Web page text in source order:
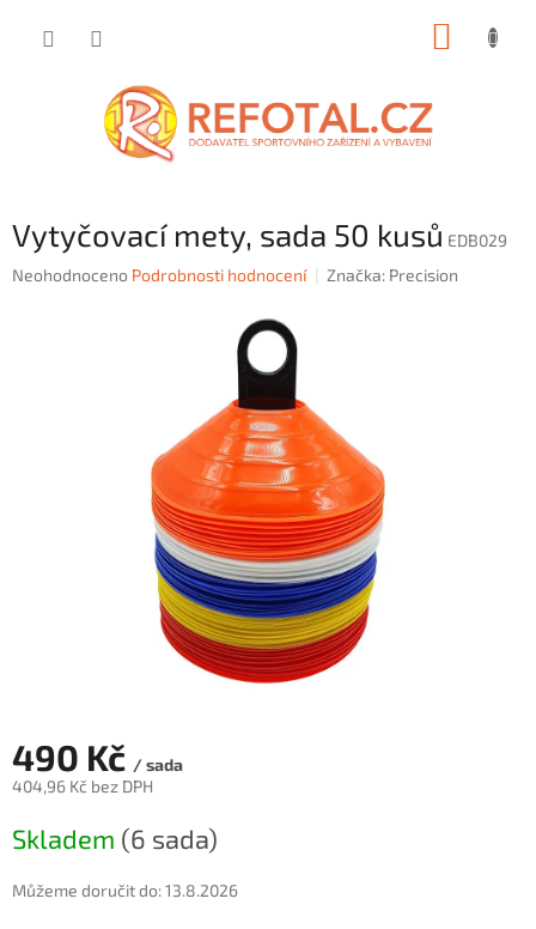
Vytyčovací mety, sada 50 kusů EDB029
Průměrné
Neohodnoceno Podrobnosti hodnocení Značka: Precision
490 Kč / sada
404,96 Kč bez DPH
cena:
Skladem (6 sada)
Můžeme doručit do:13.8.2026